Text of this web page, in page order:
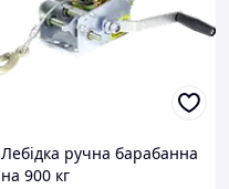
Лебідка ручна барабанна
на 900 кг